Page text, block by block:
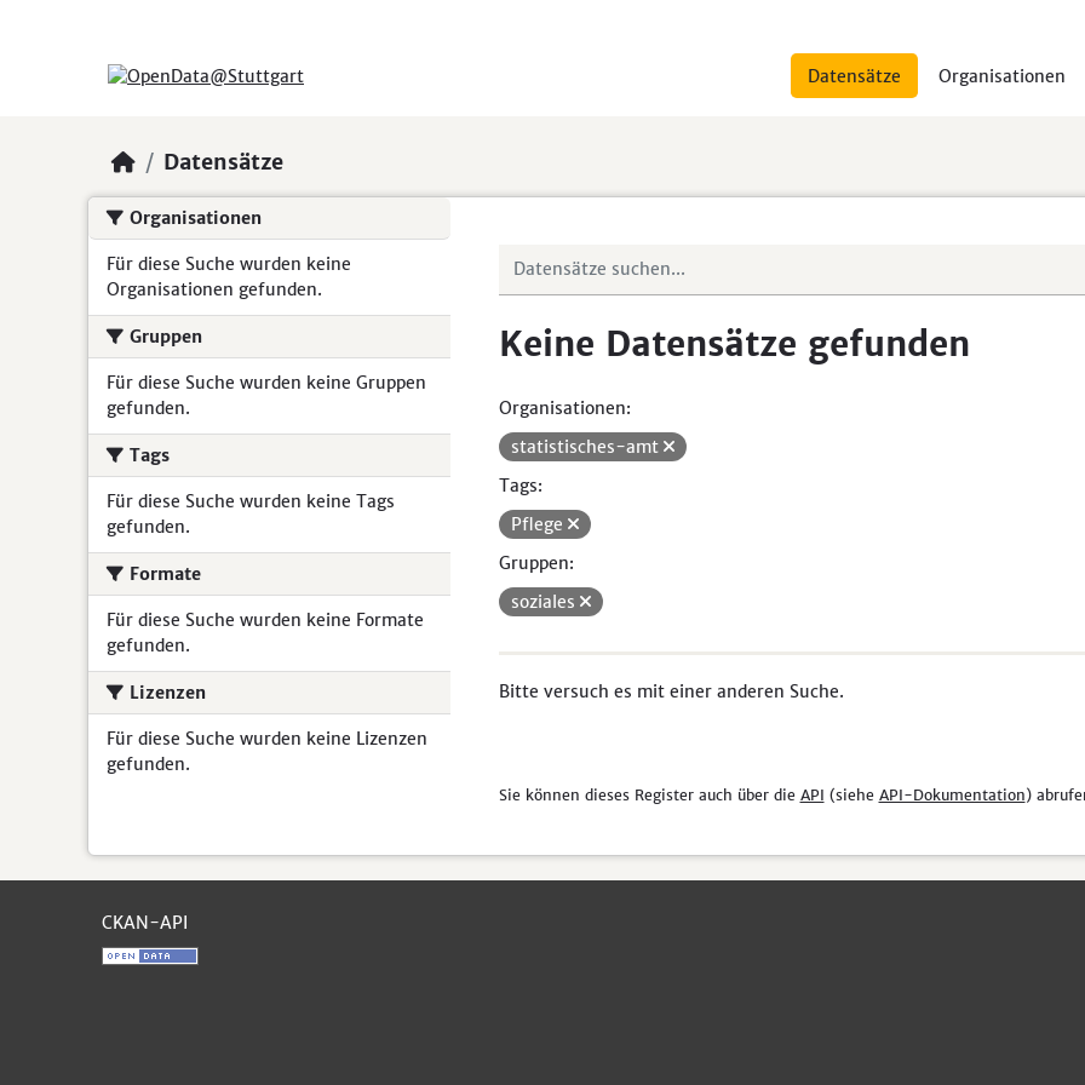
Datensätze Organisationen
Datensätze
Organisationen
Für diese Suche wurden keine
Organisationen gefunden.
Gruppen
Für diese Suche wurden keine Gruppen
gefunden.
Tags
Für diese Suche wurden keine Tags
gefunden.
Formate
Für diese Suche wurden keine Formate
gefunden.
Lizenzen
Für diese Suche wurden keine Lizenzen
gefunden.
Keine Datensätze gefunden
Organisationen:
statistisches-amt
Tags:
Pflege
Gruppen:
soziales
Bitte versuch es mit einer anderen Suche.
Sie können dieses Register auch über die API (siehe API-Dokumentation)
CKAN-API